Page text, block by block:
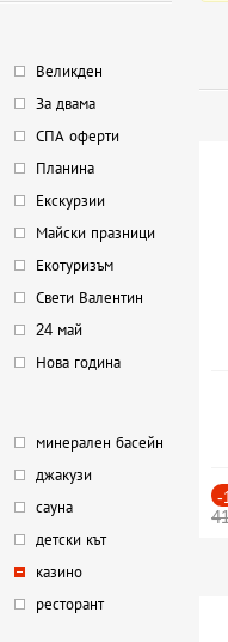
Великден
За двама
СПА оферти
Планина
Екскурзии
Майски празници
Екотуризъм
Свети Валентин
24 май
Нова година
минерален басейн
джакузи
сауна
детски кът
казино
ресторант
-